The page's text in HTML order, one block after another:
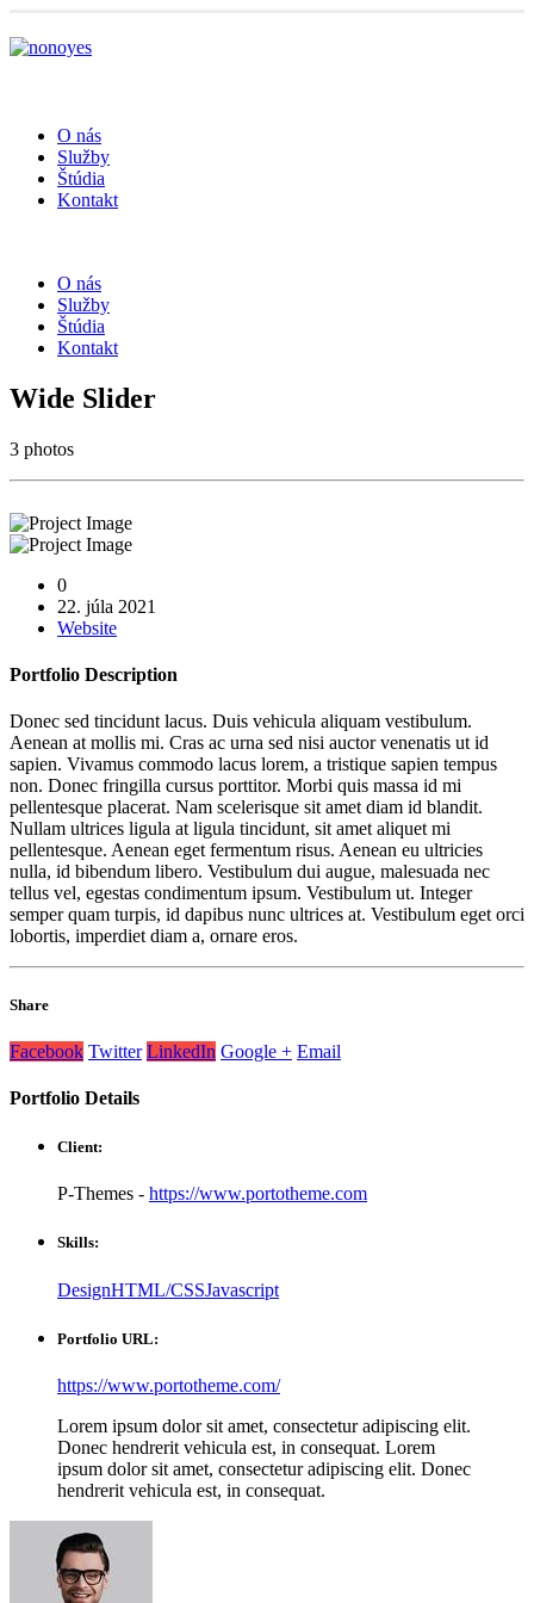
O nás
Služby
Štúdia
Kontakt
O nás
Služby
Štúdia
Kontakt
Wide Slider
3 photos
0
22. júla 2021
Website
Portfolio Description
Donec sed tincidunt lacus. Duis vehicula aliquam vestibulum.
Aenean at mollis mi. Cras ac urna sed nisi auctor venenatis ut id
sapien. Vivamus commodo lacus lorem, a tristique sapien tempus
non. Donec fringilla cursus porttitor. Morbi quis massa id mi
pellentesque placerat. Nam scelerisque sit amet diam id blandit.
Nullam ultrices ligula at ligula tincidunt, sit amet aliquet mi
pellentesque. Aenean eget fermentum risus. Aenean eu ultricies
nulla, id bibendum libero. Vestibulum dui augue, malesuada nec
tellus vel, egestas condimentum ipsum. Vestibulum ut. Integer
semper quam turpis, id dapibus nunc ultrices at. Vestibulum eget orci
lobortis, imperdiet diam a, ornare eros.
Share
Facebook Twitter LinkedIn Google + Email
Portfolio Details
Client:
P-Themes - https://www.portotheme.com
Skills:
DesignHTML/CSSJavascript
Portfolio URL:
https://www.portotheme.com/
Lorem ipsum dolor sit amet, consectetur adipiscing elit.
Donec hendrerit vehicula est, in consequat. Lorem
ipsum dolor sit amet, consectetur adipiscing elit. Donec
hendrerit vehicula est, in consequat.